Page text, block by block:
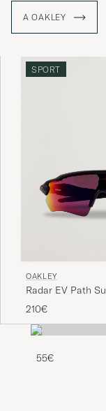
A OAKLEY
SPORT
OAKLEY
Radar EV Path
Black
210€
55€